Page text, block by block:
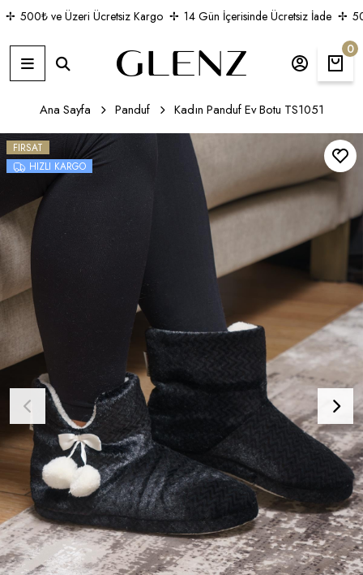
500₺ ve Üzeri Ücretsiz Kargo 14 Gün İçerisinde Ücretsiz İade
0
Ana Sayfa Panduf Kadın Panduf Ev Botu TS1051
FIRSAT
HIZLI KARGO